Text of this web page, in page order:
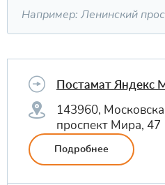
Постамат Яндекс
143960,
проспект Мира, 47
Подробнее